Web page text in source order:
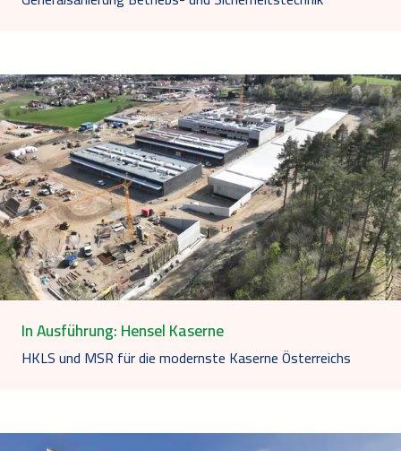
In Ausführung: Hensel Kaserne
HKLS und MSR für die modernste Kaserne Österreichs